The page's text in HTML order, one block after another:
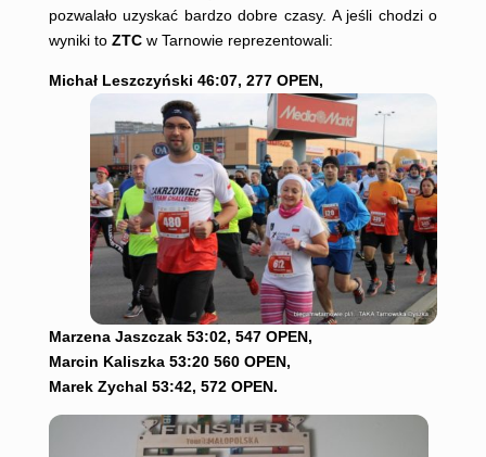
pozwalało uzyskać bardzo dobre czasy. A jeśli chodzi o
wyniki to ZTCw Tarnowie reprezentowali:
Michał Leszczyński 46:07, 277 OPEN,
Marzena Jaszczak 53:02, 547 OPEN,
Marcin Kaliszka 53:20 560 OPEN,
Marek Zychal 53:42, 572 OPEN.